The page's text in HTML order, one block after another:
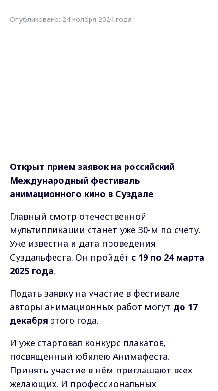
Опубликовано: 24 ноября 2024 года
Открыт прием заявок на российский
Международный фестиваль
анимационного кино в Суздале
Главный смотр отечественной
мультипликации станет уже 30-м по счёту.
Уже известна и дата проведения
Суздальфеста. Он пройдёт с 19 по 24 марта
2025 года.
Подать заявку на участие в фестивале
авторы анимационных работ могут до 17
декабря этого года.
И уже стартовал конкурс плакатов,
посвященный юбилею Анимафеста.
Принять участие в нём приглашают всех
желающих. И профессиональных